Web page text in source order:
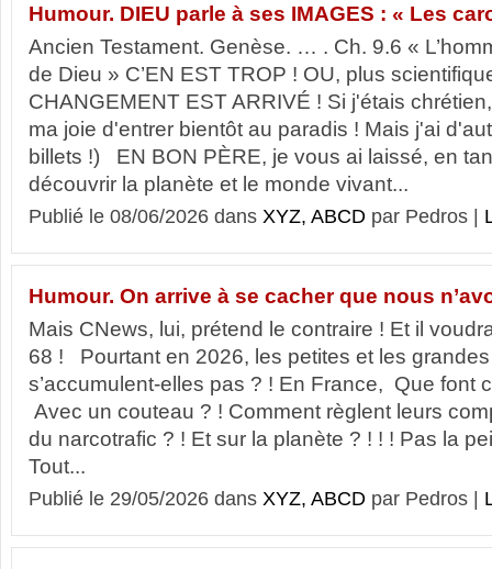
Humour. DIEU parle à ses IMAGES : « Les
Ancien Testament. Genèse. … . Ch. 9.6 «
de Dieu » C’EN EST TROP ! OU, plus
CHANGEMENT EST ARRIVÉ ! Si j'étais
ma joie d'entrer bientôt au paradis ! Mais j'ai
billets !) EN BON PÈRE, je vous ai laissé, en
découvrir la planète et le monde vivant...
Publié le 08/06/2026 dans XYZ, ABCD par Pedros |
Humour. On arrive à se cacher que nous
Mais CNews, lui, prétend le contraire ! Et il
68 ! Pourtant en 2026, les petites et les
s’accumulent-elles pas ? ! En France, Que font
Avec un couteau ? ! Comment règlent leurs
du narcotrafic ? ! Et sur la planète ? ! ! ! Pas la
Tout...
Publié le 29/05/2026 dans XYZ, ABCD par Pedros |